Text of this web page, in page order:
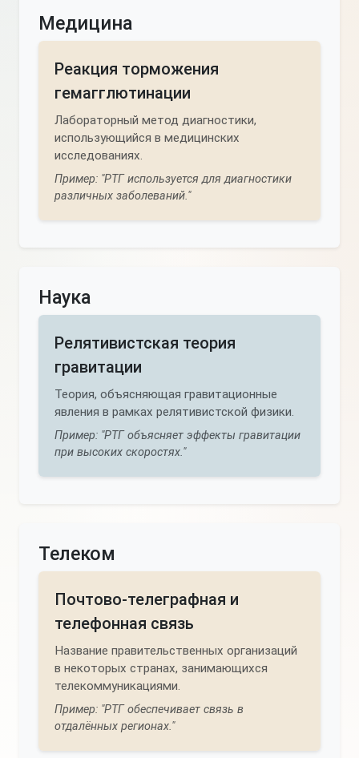
Медицина
Реакция торможения
гемагглютинации
Лабораторный метод диагностики,
использующийся в медицинских
исследованиях.
Пример: "РТГ используется для диагностики
различных заболеваний."
Наука
Релятивистская теория
гравитации
Теория, объясняющая гравитационные
явления в рамках релятивистской физики.
Пример: "РТГ объясняет эффекты гравитации
при высоких скоростях."
Телеком
Почтово-телеграфная и
телефонная связь
Название правительственных организаций
в некоторых странах, занимающихся
телекоммуникациями.
Пример: "РТГ обеспечивает связь в
отдалённых регионах."